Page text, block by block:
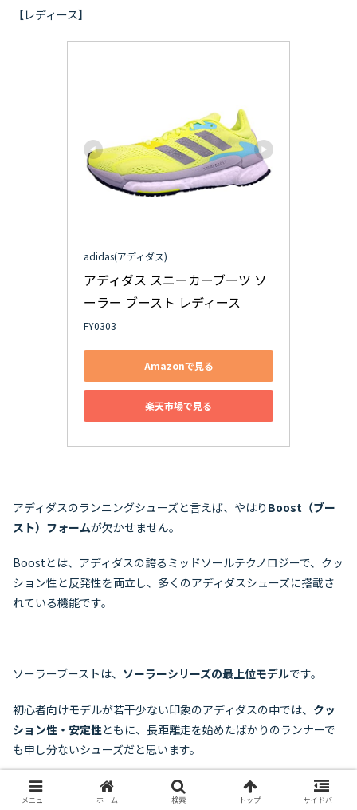
【レディース】
adidas(アディダス)
アディダス スニーカーブーツ ソ
ーラー ブースト レディース
FY0303
Amazonで見る
楽天市場で見る
アディダスのランニングシューズと言えば、やはり Boost（ブー
スト）フォームが欠かせません。
Boostとは、アディダスの誇るミッドソールテクノロジーで、クッ
ション性と反発性を両立し、多くのアディダスシューズに搭載さ
れている機能です。
ソーラーブーストは、 ソーラーシリーズの最上位モデルです。
初心者向けモデルが若干少ない印象のアディダスの中では、 クッ
ション性・安定性ともに、長距離走を始めたばかりのランナーで
も申し分ないシューズだと思います。
ファッション性の高いブランドなので、
「アディダスを履いて初
マラソンを走りたい」という願望のある方
にはとてもおすすめで
メニュー ホーム 検索 トップ サイドバー